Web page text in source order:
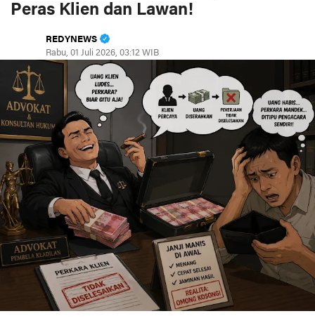
Peras Klien dan Lawan!
REDYNEWS
Rabu, 01 Juli 2026, 03:12 WIB